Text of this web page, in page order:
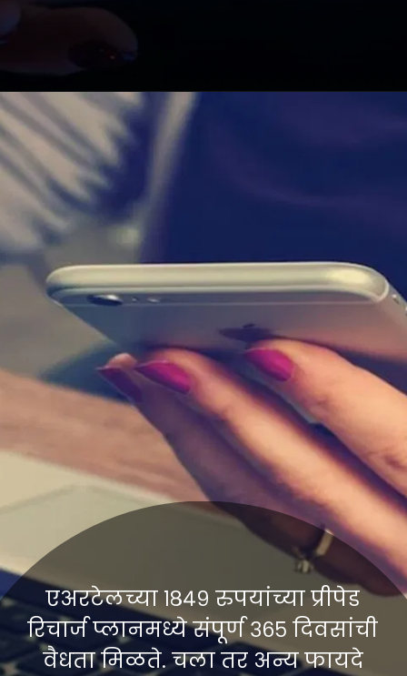
एअरटेलच्या १८४९ रुपयांच्या प्रीपेड
रिचार्ज प्लानमध्ये संपूर्ण ३६५ दिवसांची
वैधता मिळते. चला तर अन्य फायदे